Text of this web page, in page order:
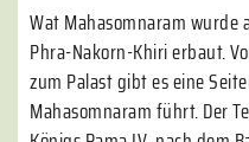
Wat Mahasomnaram wurde
Phra-Nakorn-Khiri erbaut.
zum Palast gibt es eine
Mahasomnaram führt. Der